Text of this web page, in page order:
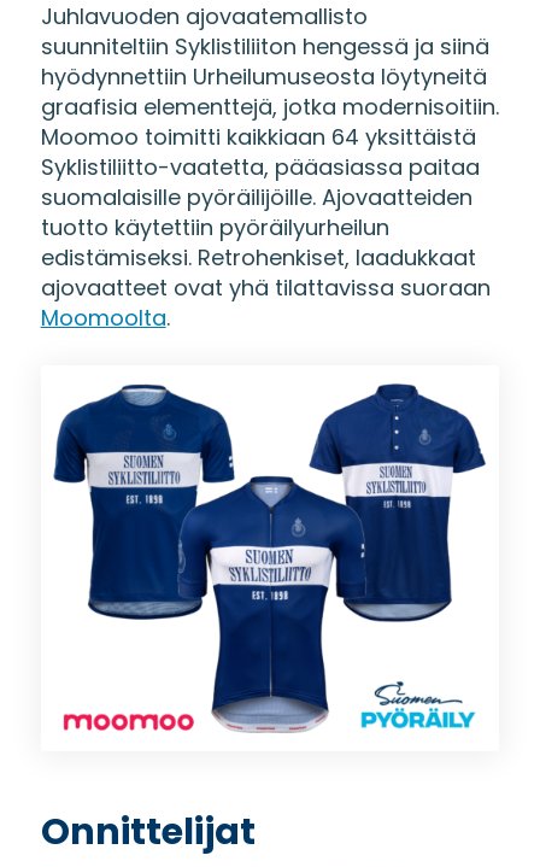
Juhlavuoden ajovaatemallisto
suunniteltiin Syklistiliiton hengessä ja siinä
hyödynnettiin Urheilumuseosta löytyneitä
graafisia elementtejä, jotka modernisoitiin.
Moomoo toimitti kaikkiaan 64 yksittäistä
Syklistiliitto-vaatetta, pääasiassa paitaa
suomalaisille pyöräilijöille. Ajovaatteiden
tuotto käytettiin pyöräilyurheilun
edistämiseksi. Retrohenkiset, laadukkaat
ajovaatteet ovat yhä tilattavissa suoraan
Moomoolta.
Onnittelijat